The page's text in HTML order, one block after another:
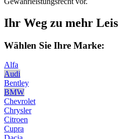
Ihr Weg zu mehr
Wählen Sie Ihre Marke:
Alfa
Audi
Bentley
BMW
Chevrolet
Chrysler
Citroen
Cupra